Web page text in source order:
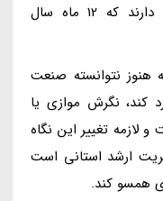
منطقه ها کوهستانی این ظرفیت را دارند که 12 ماه سال
هنوز نتوانسته صنعت
کند، نگرش موازی یا
لازمه تغییر این نگاه
ارشد استانی است
همسو کند.